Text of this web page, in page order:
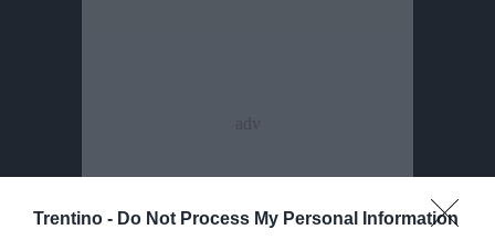
Trentino - Do Not Process My Personal Information